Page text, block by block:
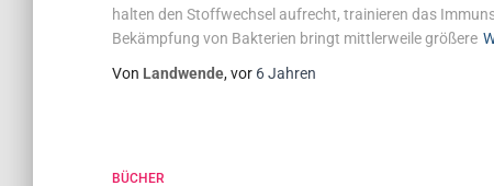
halten den Stoffwechsel aufrecht, trainieren das
Bekämpfung von Bakterien bringt mittlerweile größere
Von Landwende, vor 6 Jahren
BÜCHER